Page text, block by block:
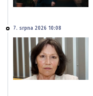
7. srpna 2026 10:08